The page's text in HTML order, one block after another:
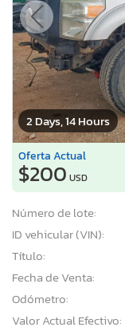
2 Days, 14 Hours
Oferta Actual
$200 USD
Número de lote:
ID vehicular (VIN):
Título:
Fecha de Venta:
Odómetro:
Valor Actual Efectivo: